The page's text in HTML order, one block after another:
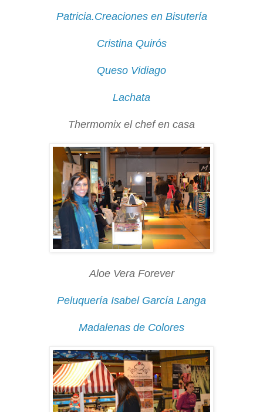
Patricia.Creaciones en Bisutería
Cristina Quirós
Queso Vidiago
Lachata
Thermomix el chef en casa
Aloe Vera Forever
Peluquería Isabel García Langa
Madalenas de Colores